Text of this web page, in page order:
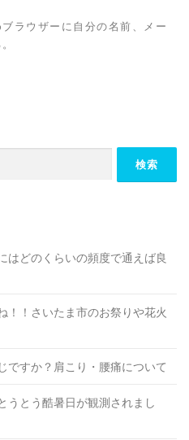
ラウザーに自分の名前、メー
はどのくらいの頻度で通えば良
！！さいたま市のお祭りや花火
ですか？肩こり・腰痛について
うとう酷暑日が観測されまし